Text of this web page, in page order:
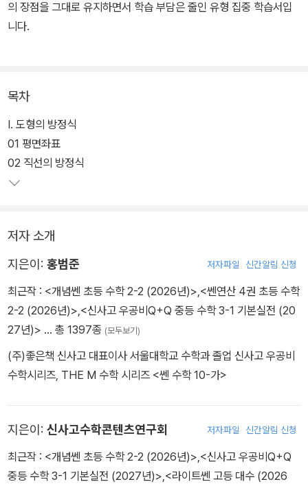
의 장점을 그대로 유지하면서 학습 부담은 줄인 유형 집중 학습서입
니다.
목차
Ⅰ. 도형의 방정식
01 평면좌표
02 직선의 방정식
저자 소개
지은이: 홍범준 저자파일 신간알림 신청
최근작 : <개념쎈 초등 수학 2-2 (2026년)>,<쎈연산 4권 초등 수학
2-2 (2026년)>,<신사고 우공비Q+Q 중등 수학 3-1 기본실전 (20
27년)> … 총 1397종 (모두보기)
(주)좋은책 신사고 대표이사 서울대학교 수학과 졸업 신사고 우공비
수학시리즈, THE M 수학 시리즈 <쎈 수학 10-가>
지은이: 신사고수학콘텐츠연구회 저자파일 신간알림 신청
최근작 : <개념쎈 초등 수학 2-2 (2026년)>,<신사고 우공비Q+Q
중등 수학 3-1 기본실전 (2027년)>,<라이트쎈 고등 대수 (2026